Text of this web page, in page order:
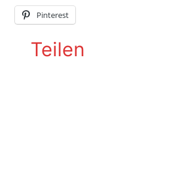
Pinterest
Teilen